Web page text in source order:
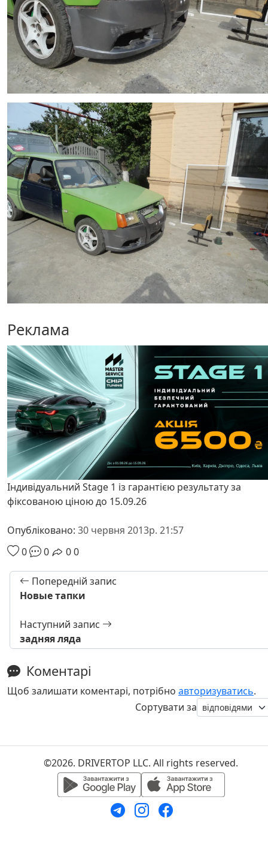
Реклама
Індивідуальний Stage 1 із гарантією результату за
фіксованою ціною до 15.09.26
Опубліковано: 30 червня 2013р. 21:57
0
0 00
Попередній запис
Новые тапки
Наступний запис
задняя ляда
Коментарі
Щоб залишати коментарі, потрібно авторизуватись.
Сортувати за
©2026. DRIVERTOP LLC. All rights reserved.